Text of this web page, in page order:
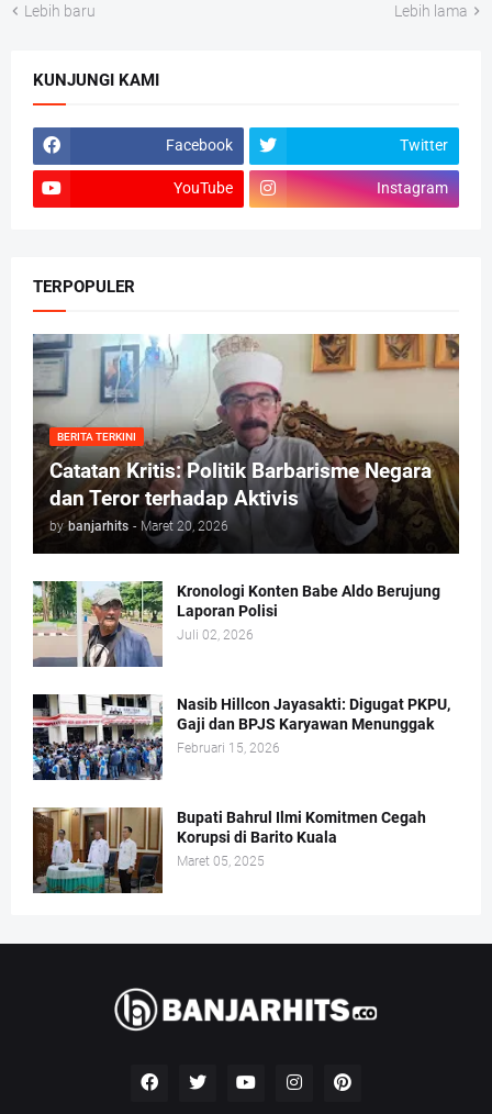
Lebih baru Lebih lama
KUNJUNGI KAMI
Facebook Twitter
YouTube Instagram
TERPOPULER
BERITA TERKINI
Catatan Kritis: Politik Barbarisme Negara
dan Teror terhadap Aktivis
by banjarhits - Maret 20, 2026
Kronologi Konten Babe Aldo Berujung
Laporan Polisi
Juli 02, 2026
Nasib Hillcon Jayasakti: Digugat PKPU,
Gaji dan BPJS Karyawan Menunggak
Februari 15, 2026
Bupati Bahrul Ilmi Komitmen Cegah
Korupsi di Barito Kuala
Maret 05, 2025